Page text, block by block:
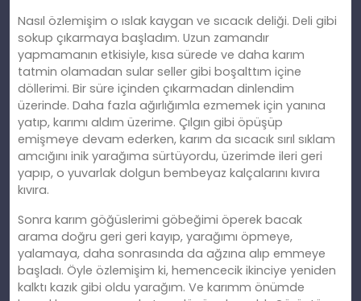
Nasıl özlemişim o ıslak kaygan ve sıcacık deliği. Deli gibi
sokup çıkarmaya başladım. Uzun zamandır
yapmamanın etkisiyle, kısa sürede ve daha karım
tatmin olamadan sular seller gibi boşalttım içine
döllerimi. Bir süre içinden çıkarmadan dinlendim
üzerinde. Daha fazla ağırlığımla ezmemek için yanına
yatıp, karımı aldım üzerime. Çılgın gibi öpüşüp
emişmeye devam ederken, karım da sıcacık sırıl sıklam
amcığını inik yarağıma sürtüyordu, üzerimde ileri geri
yapıp, o yuvarlak dolgun bembeyaz kalçalarını kıvıra
kıvıra.
Sonra karım göğüslerimi göbeğimi öperek bacak
arama doğru geri geri kayıp, yarağımı öpmeye,
yalamaya, daha sonrasında da ağzına alıp emmeye
başladı. Öyle özlemişim ki, hemencecik ikinciye yeniden
kalktı kazık gibi oldu yarağım. Ve karımm önümde